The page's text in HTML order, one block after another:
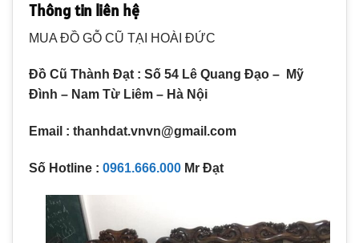
Thông tin liên hệ
MUA ĐỒ GỖ CŨ TẠI HOÀI ĐỨC
Đồ Cũ Thành Đạt : Số 54 Lê Quang Đạo – Mỹ
Đình – Nam Từ Liêm – Hà Nội
Email : thanhdat.vnvn@gmail.com
Số Hotline : 0961.666.000 Mr Đạt